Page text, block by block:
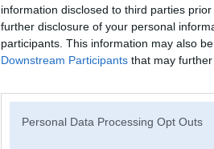
information disclosed to third parties
further disclosure of your personal
participants. This information may also
Downstream Participants that may
Personal Data Processing Opt Outs
Raw code: 4A4E
ECU: Engine
Status: Pending
4A5E
ECU: Engine
Status: Pending
4A6E